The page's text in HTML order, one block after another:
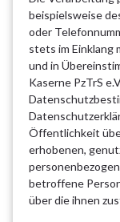
beispielsweise
oder
stets im Einklang
und in
Kaserne PzTrS
Öffentlichkeit
erhobenen,
betroffene
über die ihnen